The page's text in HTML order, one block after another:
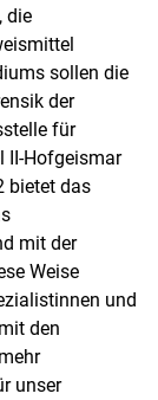
die
sollen die
der
für
II-Hofgeismar
bietet das
mit der
Weise
und
den
unser